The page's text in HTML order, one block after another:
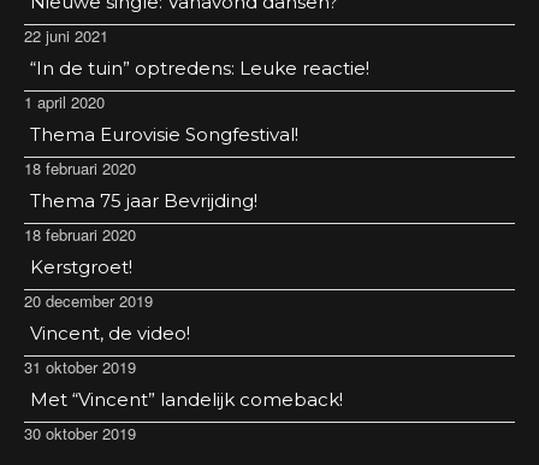
22 juni 2021
“In de tuin” optredens: Leuke reactie!
1 april 2020
Thema Eurovisie Songfestival!
18 februari 2020
Thema 75 jaar Bevrijding!
18 februari 2020
Kerstgroet!
20 december 2019
Vincent, de video!
31 oktober 2019
Met “Vincent” landelijk comeback!
30 oktober 2019